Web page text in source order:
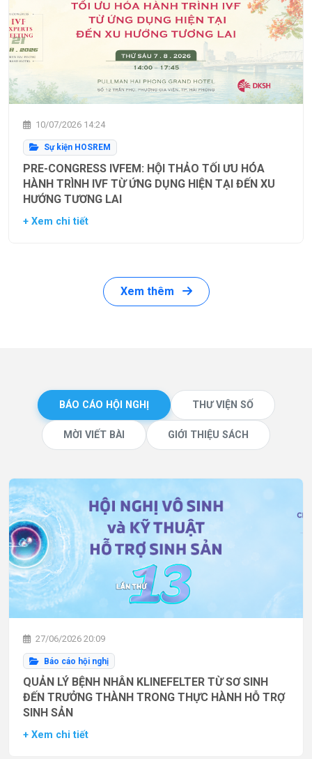
10/07/2026 14:24
Sự kiện HOSREM
PRE-CONGRESS IVFEM: HỘI THẢO TỐI ƯU HÓA
HÀNH TRÌNH IVF TỪ ỨNG DỤNG HIỆN TẠI ĐẾN XU
HƯỚNG TƯƠNG LAI
+ Xem chi tiết
Xem thêm
BÁO CÁO HỘI NGHỊ THƯ VIỆN SỐ
MỜI VIẾT BÀI GIỚI THIỆU SÁCH
27/06/2026 20:09
Báo cáo hội nghị
QUẢN LÝ BỆNH NHÂN KLINEFELTER TỪ SƠ SINH
ĐẾN TRƯỞNG THÀNH TRONG THỰC HÀNH HỖ TRỢ
SINH SẢN
+ Xem chi tiết